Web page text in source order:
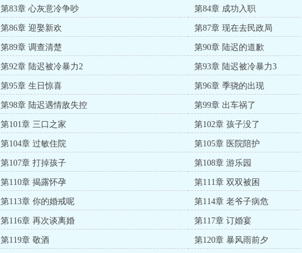
第83章 心灰意冷争吵 第84章 成功入职
第86章 迎娶新欢 第87章 现在去民政局
第89章 调查清楚 第90章 陆迟的道歉
第92章 陆迟被冷暴力2 第93章 陆迟被冷暴力3
第95章 生日惊喜 第96章 季骁的出现
第98章 陆迟遇情敌失控 第99章 出车祸了
第101章 三口之家 第102章 孩子没了
第104章 过敏住院 第105章 医院陪护
第107章 打掉孩子 第108章 游乐园
第110章 揭露怀孕 第111章 双双被困
第113章 你的婚戒呢 第114章 老爷子病危
第116章 再次谈离婚 第117章 订婚宴
第119章 敬酒 第120章 暴风雨前夕